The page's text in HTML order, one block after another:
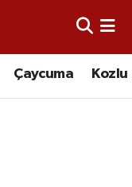
Çaycuma Kozlu